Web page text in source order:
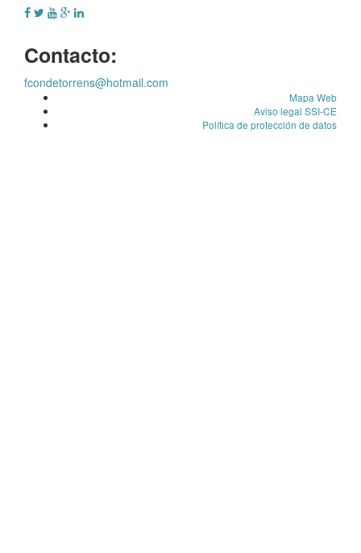
Contacto:
fcondetorrens@hotmail.com
Mapa Web
Aviso legal SSI-CE
Política de protección de datos